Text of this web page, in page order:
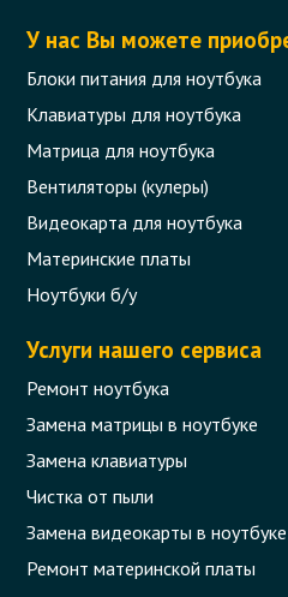
У нас Вы можете
Блоки питания для ноутбука
Клавиатуры для ноутбука
Матрица для ноутбука
Вентиляторы (кулеры)
Видеокарта для ноутбука
Материнские платы
Ноутбуки б/у
Услуги нашего сервиса
Ремонт ноутбука
Замена матрицы в ноутбуке
Замена клавиатуры
Чистка от пыли
Замена видеокарты в ноутбуке
Ремонт материнской платы